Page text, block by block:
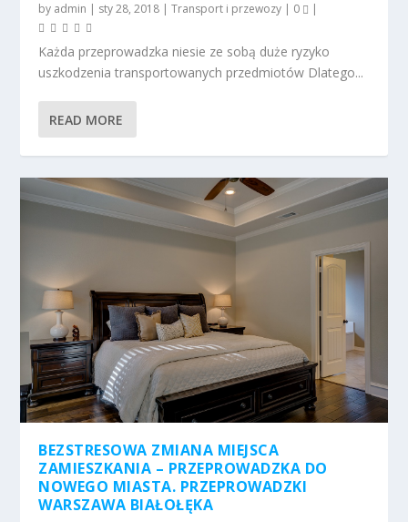
by admin | sty 28, 2018 |Transport i przewozy | 0 |
Każda przeprowadzka niesie ze sobą duże ryzyko
uszkodzenia transportowanych przedmiotów Dlatego...
READ MORE
BEZSTRESOWA ZMIANA MIEJSCA
ZAMIESZKANIA – PRZEPROWADZKA DO
NOWEGO MIASTA. PRZEPROWADZKI
WARSZAWA BIAŁOŁĘKA